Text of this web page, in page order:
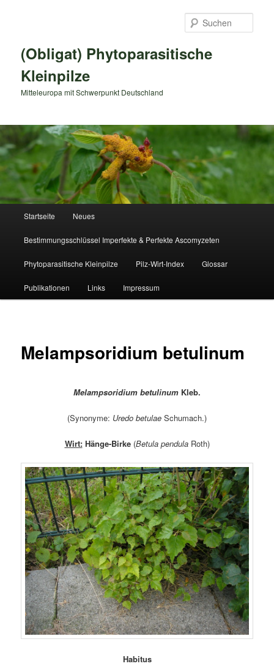
(Obligat) Phytoparasitische
Kleinpilze
Mitteleuropa mit Schwerpunkt Deutschland
Startseite Neues
Bestimmungsschlüssel Imperfekte & Perfekte Ascomyzeten
Phytoparasitische Kleinpilze Pilz-Wirt-Index Glossar
Publikationen Links Impressum
Melampsoridium betulinum
Melampsoridium betulinum Kleb.
(Synonyme: Uredo betulae Schumach.)
Wirt:Hänge-Birke(Betula pendula Roth)
Habitus